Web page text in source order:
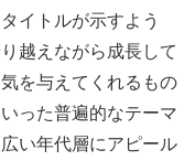
イトルが示すよう
越えながら成長して
を与えてくれるもの
った普遍的なテーマ
い年代層にアピール